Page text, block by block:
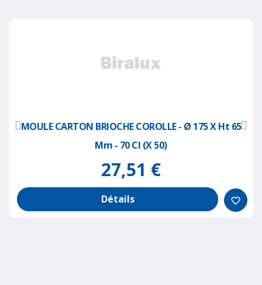
MOULE CARTON BRIOCHE COROLLE - Ø 175 X Ht 65
Mm - 70 Cl (x 50)
27,51 €
Détails favorite_border